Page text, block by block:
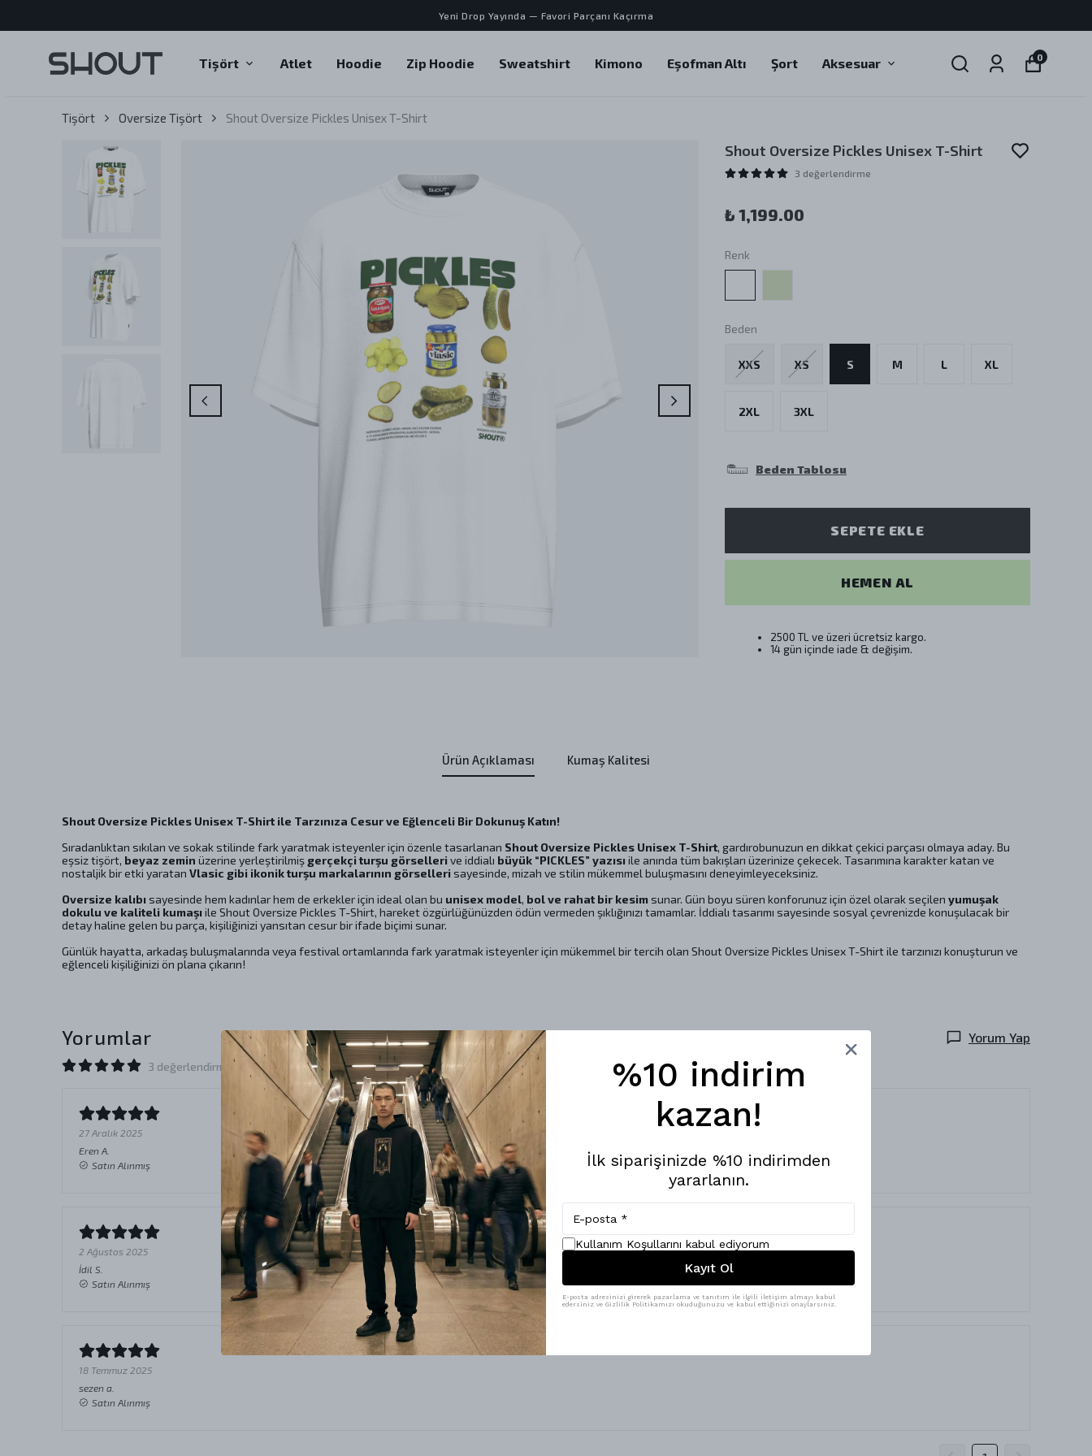
Yeni Drop Yayında — Favori Parçanı Kaçırma
Tişört Atlet Hoodie Zip Hoodie Sweatshirt Kimono Eşofman Altı Şort Aksesuar 0
Tişört Oversize Tişört Shout Oversize Pickles Unisex T-Shirt
Shout Oversize Pickles Unisex T-Shirt
3 değerlendirme
₺ 1,199.00
Renk
Beden
XXS XS S M L XL
2XL 3XL
Beden Tablosu
SEPETE EKLE
HEMEN AL
2500 TL ve üzeri ücretsiz kargo.
14 gün içinde iade & değişim.
Ürün Açıklaması Kumaş Kalitesi
Shout Oversize Pickles Unisex T-Shirt ile Tarzınıza Cesur ve Eğlenceli Bir Dokunuş Katın!
Sıradanlıktan sıkılan ve sokak stilinde fark yaratmak isteyenler için özenle tasarlanan Shout Oversize Pickles Unisex T-Shirt, gardırobunuzun en dikkat çekici parçası olmaya aday. Bu
eşsiz tişört, beyaz zemin üzerine yerleştirilmiş gerçekçi turşu görsellerive iddialı büyük “PICKLES” yazısıile anında tüm bakışları üzerinize çekecek. Tasarımına karakter katan ve
nostaljik bir etki yaratan Vlasic gibi ikonik turşu markalarının görsellerisayesinde, mizah ve stilin mükemmel buluşmasını deneyimleyeceksiniz.
Oversize kalıbısayesinde hem kadınlar hem de erkekler için ideal olan bu unisex model, bol ve rahat bir kesimsunar. Gün boyu süren konforunuz için özel olarak seçilen yumuşak
dokulu ve kaliteli kumaşıile Shout Oversize Pickles T-Shirt, hareket özgürlüğünüzden ödün vermeden şıklığınızı tamamlar. İddialı tasarımı sayesinde sosyal çevrenizde konuşulacak bir
detay haline gelen bu parça, kişiliğinizi yansıtan cesur bir ifade biçimi sunar.
Günlük hayatta, arkadaş buluşmalarında veya festival ortamlarında fark yaratmak isteyenler için mükemmel bir tercih olan Shout Oversize Pickles Unisex T-Shirt ile tarzınızı konuşturun ve
eğlenceli kişiliğinizi ön plana çıkarın!
Yorumlar Yorum Yap
3 değerlendirmeye göre
27 Aralık 2025
Eren A.
Satın Alınmış
2 Ağustos 2025
İdil S.
Satın Alınmış
18 Temmuz 2025
sezen a.
Satın Alınmış
%10 indirim
kazan!
İlk siparişinizde %10 indirimden
yararlanın.
Kullanım Koşullarını kabul ediyorum
Kayıt Ol
E-posta adresinizi girerek pazarlama ve tanıtım ile ilgili iletişim almayı kabul
edersiniz ve Gizlilik Politikamızı okuduğunuzu ve kabul ettiğinizi onaylarsınız.